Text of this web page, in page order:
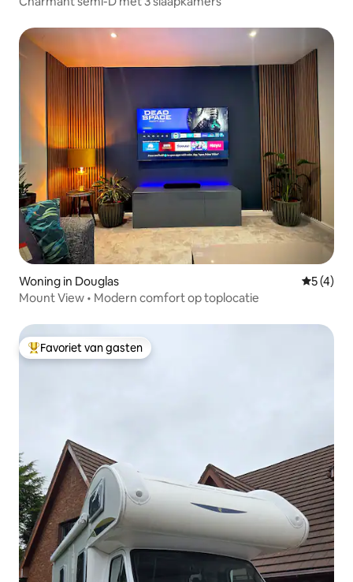
Woning in Douglas
5 (4)
Mount View • Modern comfort op toplocatie
Topfavoriet van gasten
Favoriet van gasten